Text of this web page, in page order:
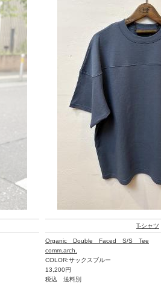
T-シャツ
Organic Double Faced S/S Tee
comm.arch.
COLOR:サックスブルー
13,200円
税込 送料別